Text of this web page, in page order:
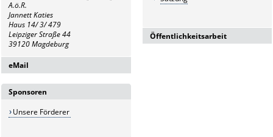
A.ö.R.
Jannett Katies
Haus 14/ 3/ 479
Leipziger Straße 44
39120 Magdeburg
eMail
FFUMMD@med.ovgu.de
Öffentlichkeitsarbeit
Sponsoren
Unsere Förderer